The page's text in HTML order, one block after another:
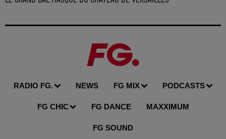
RADIO FG. NEWS FG MIX PODCASTS
FG CHIC FG DANCE MAXXIMUM
FG SOUND